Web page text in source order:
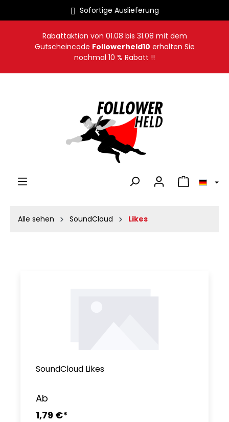
Sofortige Auslieferung
Rabattaktion von 01.08 bis 31.08 mit dem
Gutscheincode Followerheld10 erhalten Sie
nochmal 10 % Rabatt !!
Warenkorb
Alle sehen SoundCloud Likes
SoundCloud Likes
Ab
1,79 €*